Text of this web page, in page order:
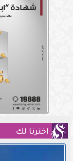
اخترنا لك